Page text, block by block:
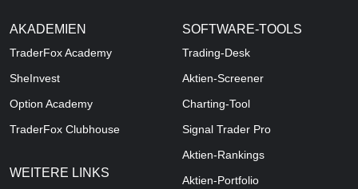
AKADEMIEN
TraderFox Academy
SheInvest
Option Academy
TraderFox Clubhouse
WEITERE LINKS
SOFTWARE-TOOLS
Trading-Desk
Aktien-Screener
Charting-Tool
Signal Trader Pro
Aktien-Rankings
Aktien-Portfolio